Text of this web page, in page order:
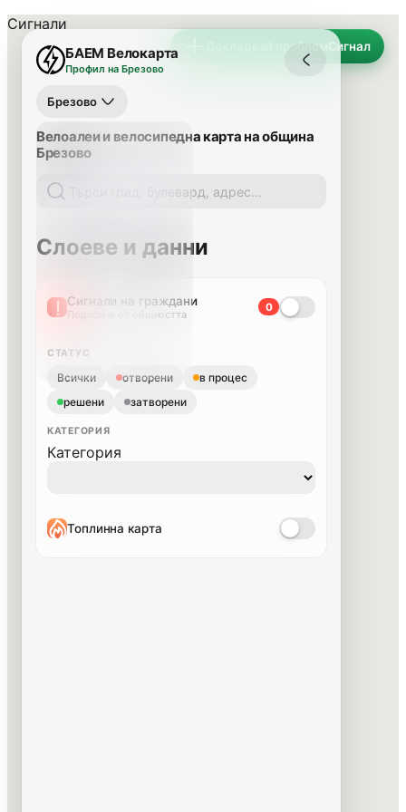
Докладвай проблемСигнал
БАЕМ Велокарта
Профил на Брезово
Брезово
Велоалеи и велосипедна карта на община
Брезово
Слоеве и данни
Сигнали на граждани
Подадени от общността
0
СТАТУС
Всички отворени
в процес
решени
затворени
КАТЕГОРИЯ
Категория
Топлинна карта
Сигнали